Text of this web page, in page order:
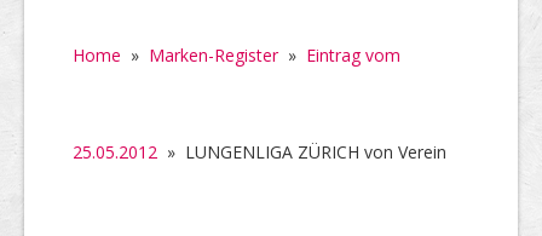
Home » Marken-Register» Eintrag vom
25.05.2012 » LUNGENLIGA ZÜRICH von Verein